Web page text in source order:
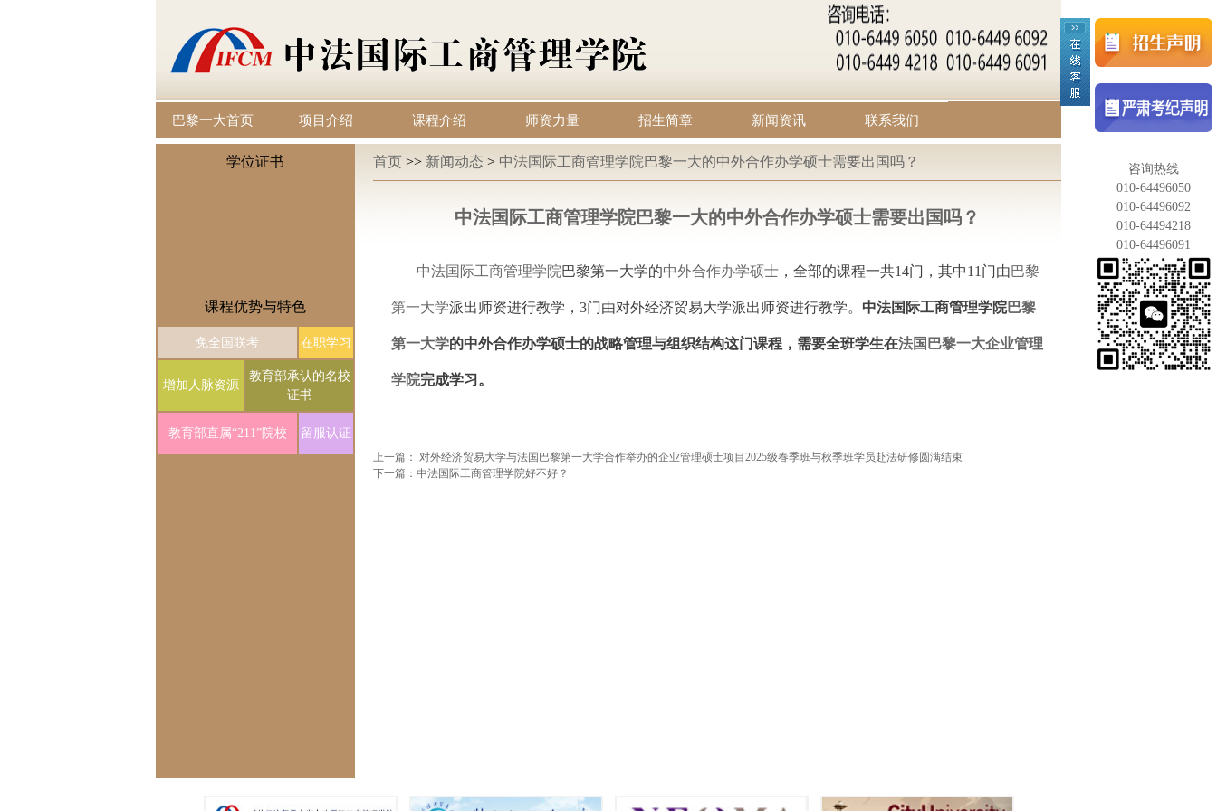
巴黎一大首页 项目介绍 课程介绍 师资力量 招生简章 新闻资讯 联系我们
学位证书
课程优势与特色
免全国联考 在职学习
增加人脉资源
教育部承认的名校
证书
教育部直属“211”院校 留服认证
首页 >> 新闻动态 > 中法国际工商管理学院巴黎一大的中外合作办学硕士需要出国吗？
中法国际工商管理学院巴黎一大的中外合作办学硕士需要出国吗？
中法国际工商管理学院巴黎第一大学的中外合作办学硕士 ，全部的课程一共14门，其中11门由巴黎
第一大学派出师资进行教学，3门由对外经济贸易大学派出师资进行教学。 中法国际工商管理学院巴黎
第一大学的中外合作办学硕士的战略管理与组织结构这门课程，需要全班学生在法国巴黎一大企业管理
学院完成学习。
上一篇： 对外经济贸易大学与法国巴黎第一大学合作举办的企业管理硕士项目2025级春季班与秋季班学员赴法研修圆满结束
下一篇： 中法国际工商管理学院好不好？
咨询热线
010-64496050
010-64496092
010-64494218
010-64496091